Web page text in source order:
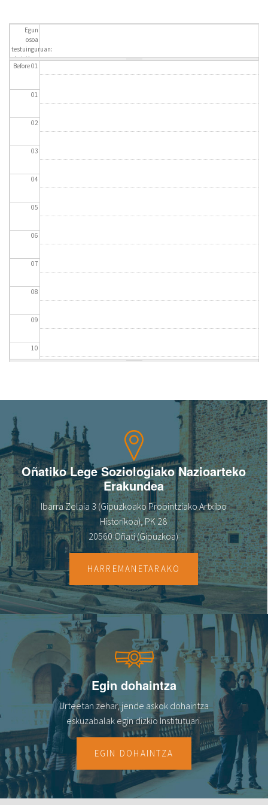
Egun
osoa
testuinguruan:
datetime
Before 01
01
02
03
04
05
06
07
08
09
10
16
18
19
20
23
Oñatiko Lege Soziologiako Nazioarteko
Erakundea
Ibarra Zelaia 3 (Gipuzkoako Probintziako Artxibo
Historikoa), PK 28
20560 Oñati (Gipuzkoa)
HARREMANETARAKO
Egin dohaintza
Urteetan zehar, jende askok dohaintza
eskuzabalak egin dizkio Institutuari.
EGIN DOHAINTZA